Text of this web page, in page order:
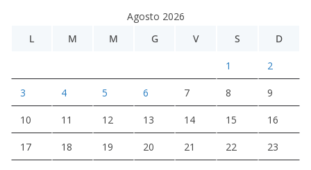
Agosto 2026
L
M M G V S D
1 2
3 4 5 6 7 8 9
10 11 12 13 14 15 16
17 18 19 20 21 22 23